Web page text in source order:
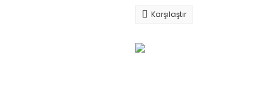
Karşılaştır